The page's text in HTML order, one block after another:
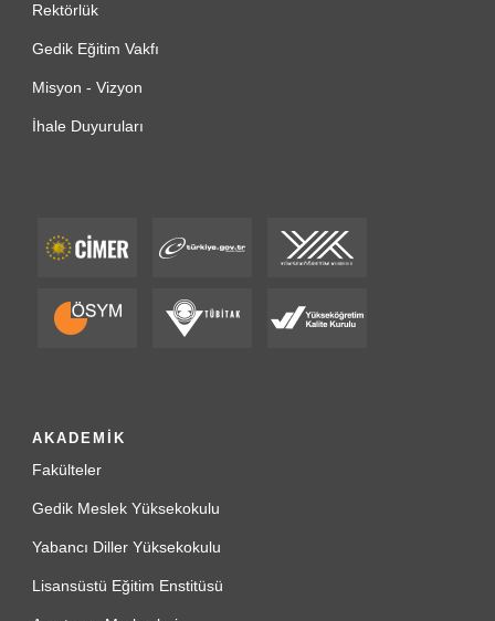
Rektörlük
Gedik Eğitim Vakfı
Misyon - Vizyon
İhale Duyuruları
AKADEMİK
Fakülteler
Gedik Meslek Yüksekokulu
Yabancı Diller Yüksekokulu
Lisansüstü Eğitim Enstitüsü